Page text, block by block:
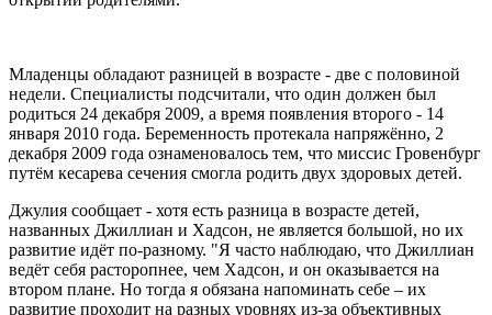
Младенцы обладают разницей в возрасте - две с половиной
недели. Специалисты подсчитали, что один должен был
родиться 24 декабря 2009, а время появления второго - 14
января 2010 года. Беременность протекала напряжённо, 2
декабря 2009 года ознаменовалось тем, что миссис Гровенбург
путём кесарева сечения смогла родить двух здоровых детей.
Джулия сообщает - хотя есть разница в возрасте детей,
названных Джиллиан и Хадсон, не является большой, но их
развитие идёт по-разному. "Я часто наблюдаю, что Джиллиан
ведёт себя расторопнее, чем Хадсон, и он оказывается на
втором плане. Но тогда я обязана напоминать себе – их
развитие проходит на разных уровнях из-за объективных